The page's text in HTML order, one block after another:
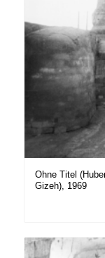
Ohne Titel
Gizeh), 1969